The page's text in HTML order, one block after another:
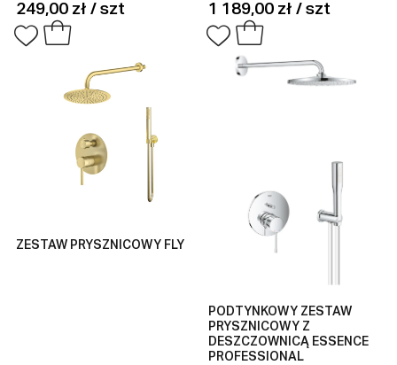
249,00 zł / szt 1 189,00 zł / szt
ZESTAW PRYSZNICOWY FLY
PODTYNKOWY ZESTAW
PRYSZNICOWY Z
DESZCZOWNICĄ ESSENCE
PROFESSIONAL